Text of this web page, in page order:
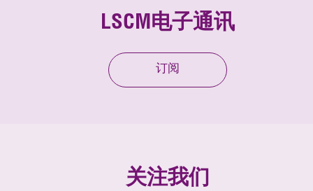
LSCM电子通讯
订阅
关注我们